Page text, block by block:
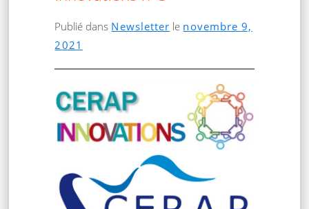
Publié dans Newsletter le novembre 9,
2021